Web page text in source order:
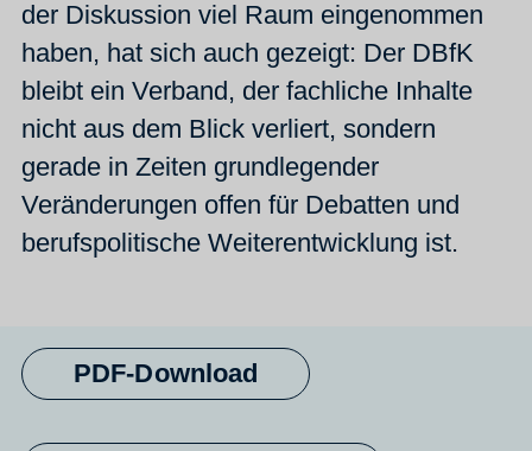
der Diskussion viel Raum eingenommen
haben, hat sich auch gezeigt: Der DBfK
bleibt ein Verband, der fachliche Inhalte
nicht aus dem Blick verliert, sondern
gerade in Zeiten grundlegender
Veränderungen offen für Debatten und
berufspolitische Weiterentwicklung ist.
PDF-Download